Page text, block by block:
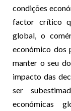
condições
factor crítico
global, o
económico dos
manter o seu
impacto das
ser
económicas